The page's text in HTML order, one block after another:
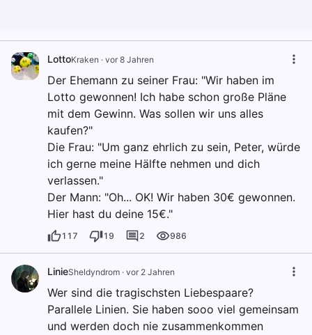
LottoKraken · vor 8 Jahren
Der Ehemann zu seiner Frau: "Wir haben im
Lotto gewonnen! Ich habe schon große Pläne
mit dem Gewinn. Was sollen wir uns alles
kaufen?"
Die Frau: "Um ganz ehrlich zu sein, Peter, würde
ich gerne meine Hälfte nehmen und dich
verlassen."
Der Mann: "Oh... OK! Wir haben 30€ gewonnen.
Hier hast du deine 15€."
117 19 2 986
LinieSheldyndrom · vor 2 Jahren
Wer sind die tragischsten Liebespaare?
Parallele Linien. Sie haben sooo viel gemeinsam
und werden doch nie zusammenkommen